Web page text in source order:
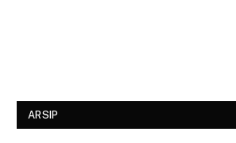
ARSIP